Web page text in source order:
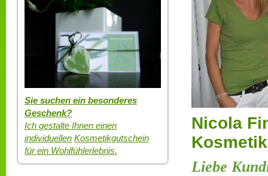
Sie suchen ein besonderes
Geschenk?
Ich gestalte Ihnen einen
individuellen Kosmetikgutschein
für ein Wohlfühlerlebnis.
Nicola
Liebe